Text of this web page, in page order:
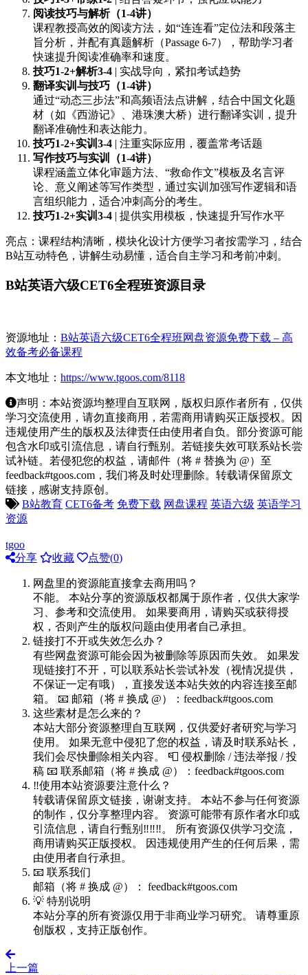
阅读技巧与解析（1-4讲）
课程教授高效的阅读方法，如“连连看”定位法和段落主
旨分析，并配有真题解析（Passage 6-7），帮助学习者
快速提升阅读准确率和速度。
技巧1-2+解析3-4 | 实战导向，紧扣考试趋势
翻译实训与技巧（1-4讲）
通过“动态三步法”和高频语法点讲解，结合中国文化题
材（如《西游记》、港珠澳大桥）进行翻译实训，提升
翻译准确性和表达能力。
技巧1-2+实训3-4 | 注重实际应用，覆盖常考话题
写作技巧与实训（1-4讲）
课程涵盖立体化审题方法、“救命作文”模板及名言评
论、意义阐述等写作类型，通过实训加强写作逻辑和语
言组织能力，适合冲刺高分的考生。
技巧1-2+实训3-4 | 提供实用模板，快速提升写作水平
亮点：课程结构清晰，模块化设计方便学习者按需学习，结合
B站互动特色，讲解生动易懂，适合自主学习和考前冲刺。
B站英语六级CET6全程班资源目录
资源地址： B站英语六级CET6全程班网盘资源免费下载 – 高
效备考必备课程
本文地址： https://www.tgoos.com/8118
声明：本站资源均整理自互联网，版权归原作者所有，仅供
学习交流使用，请勿直接商用，若需商用请购买正版授权。因
违规使用产生的版权及法律责任由使用者自负。部分资源可能
包含水印或引流信息，请自行甄别。若链接失效可联系站长尝
试补链。若侵犯您的权益，请邮件（将 # 替换为 @）至
feedback#tgoos.com，我们将及时处理删除。转载请保留原文
链接，感谢支持原创。
B站教育 CET6备考 免费下载 网盘课程 英语六级 英语学习
资源
tgoo
分享
收藏 点赞(0)
网盘里的资源能直接拿去商用吗？
不能。 本站分享的资源版权都属于原作者，仅供大家学
习、参考和交流使用。 如果要商用，请购买或获得授
权，否则产生的版权问题由使用者自己承担。
链接打不开或失效怎么办？
有些网盘资源可能会因为被删除等原因而失效。 如果发
现链接打不开，可以联系站长尝试补发（视情况提供，
不保证一定有哦），直接发送本站失效的内容连接至邮
箱。 📧 邮箱（将 # 换成 @）：feedback#tgoos.com
这些素材是怎么来的？
本站大部分资源整理自互联网，仅供爱好者研究与学习
使用。 如果无意中侵犯了您的权益，请及时联系站长，
我们会尽快删除相关内容。 📮 侵权删除 / 违法举报 / 投
稿 📧 联系邮箱（将 # 换成 @）：feedback#tgoos.com
‼️使用本站资源要注意什么？
转载请保留原文链接，谢谢支持。 本站不参与任何资源
的制作，仅分享整理内容。 资源可能带有原作者水印或
引流信息，请自行甄别‼️‼️‼️。 所有资源仅供学习交流，
商用请购买正版授权。 因违规使用产生的任何后果，需
由使用者自行承担。
📧 联系我们
邮箱（将 # 换成 @）： feedback#tgoos.com
💡 特别说明
本站分享的所有资源仅用于非商业学习研究。 请尊重原
创版权，支持正版创作。
上一篇